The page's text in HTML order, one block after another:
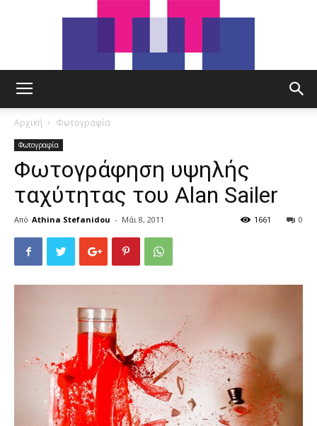
Αρχική Φωτογραφία
Φωτογραφία
Φωτογράφηση υψηλής
ταχύτητας του Alan Sailer
Από Athina Stefanidou - Μάι 8, 2011 0
1661